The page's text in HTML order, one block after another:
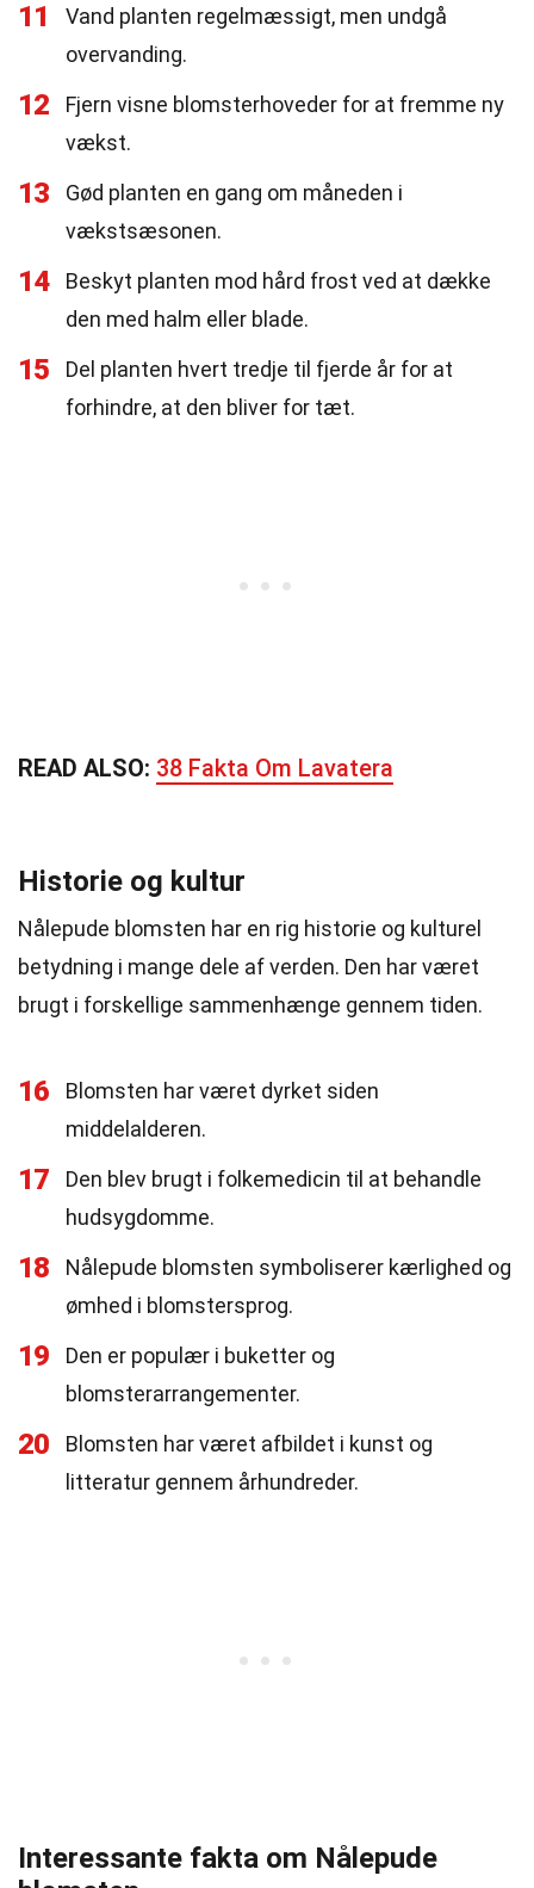
11
Vand planten regelmæssigt, men undgå
overvanding.
12
Fjern visne blomsterhoveder for at fremme ny
vækst.
13
Gød planten en gang om måneden i
vækstsæsonen.
14
Beskyt planten mod hård frost ved at dække
den med halm eller blade.
15
Del planten hvert tredje til fjerde år for at
forhindre, at den bliver for tæt.
READ ALSO: 38 Fakta Om Lavatera
Historie og kultur
Nålepude blomsten har en rig historie og kulturel
betydning i mange dele af verden. Den har været
brugt i forskellige sammenhænge gennem tiden.
16
Blomsten har været dyrket siden
middelalderen.
17
Den blev brugt i folkemedicin til at behandle
hudsygdomme.
18
Nålepude blomsten symboliserer kærlighed og
ømhed i blomstersprog.
19
Den er populær i buketter og
blomsterarrangementer.
20
Blomsten har været afbildet i kunst og
litteratur gennem århundreder.
Interessante fakta om Nålepude